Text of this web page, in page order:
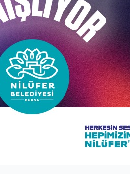
ilgili ders konusunda bilgileri
ilköğretim Okulu
Engin Yener ve Mehmet
de Başkan
Veteriner İşleri
yaptıklarını anlattı.